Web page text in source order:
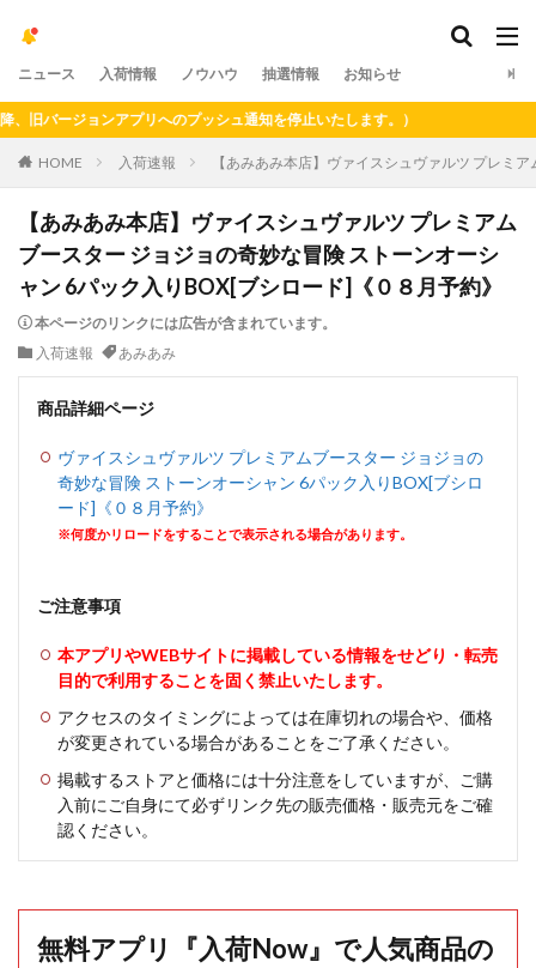
ニュース 入荷情報 ノウハウ 抽選情報 お知らせ
ージョンアプリへのプッシュ通知を停止いたします。）
HOME 入荷速報 【あみあみ本店】ヴァイスシュヴァルツ プレミ
【あみあみ本店】ヴァイスシュヴァルツ プレミアム
ブースター ジョジョの奇妙な冒険 ストーンオーシ
ャン 6パック入りBOX[ブシロード]《０８月予約》
本ページのリンクには広告が含まれています。
入荷速報
あみあみ
商品詳細ページ
ヴァイスシュヴァルツ プレミアムブースター ジョジョの
奇妙な冒険 ストーンオーシャン 6パック入りBOX[ブシロ
ード]《０８月予約》
※何度かリロードをすることで表示される場合があります。
ご注意事項
本アプリやWEBサイトに掲載している情報をせどり・転売
目的で利用することを固く禁止いたします。
アクセスのタイミングによっては在庫切れの場合や、価格
が変更されている場合があることをご了承ください。
掲載するストアと価格には十分注意をしていますが、ご購
入前にご自身にて必ずリンク先の販売価格・販売元をご確
認ください。
無料アプリ『入荷Now』で人気商品の